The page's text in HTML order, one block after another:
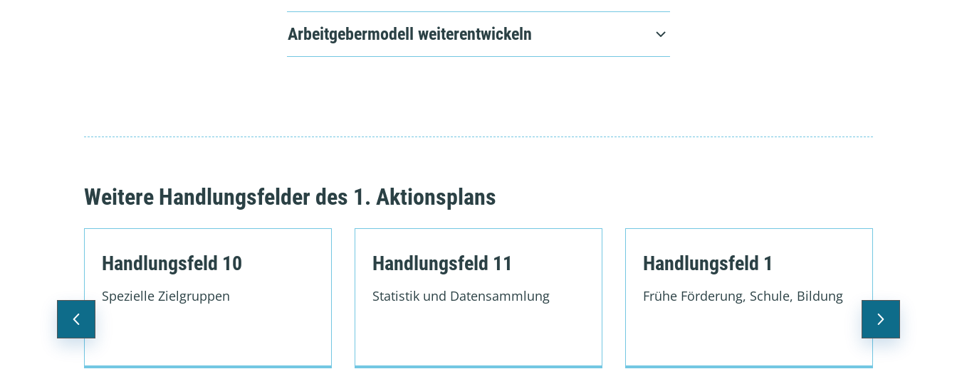
Arbeitgebermodell weiterentwickeln
Weitere Handlungsfelder des 1. Aktionsplans
Handlungsfeld 10
Spezielle Zielgruppen
Handlungsfeld 11
Statistik und Datensammlung
Handlungsfeld 1
Frühe Förderung, Schule, Bildung